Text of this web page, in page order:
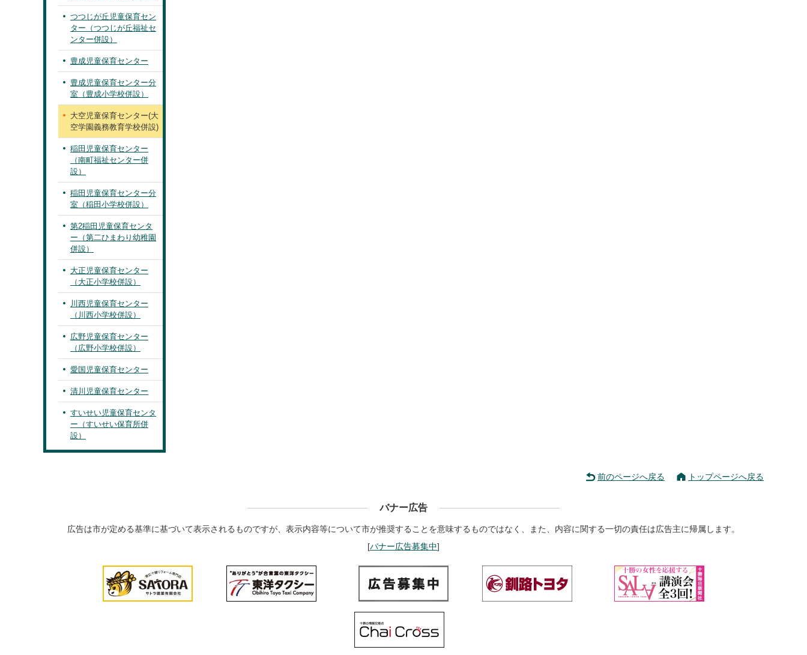
つつじが丘児童保育セン
ター（つつじが丘福祉セ
ンター併設）
豊成児童保育センター
豊成児童保育センター分
室（豊成小学校併設）
大空児童保育センター(大
空学園義務教育学校併設)
稲田児童保育センター
（南町福祉センター併
設）
稲田児童保育センター分
室（稲田小学校併設）
第2稲田児童保育センタ
ー（第二ひまわり幼稚園
併設）
大正児童保育センター
（大正小学校併設）
川西児童保育センター
（川西小学校併設）
広野児童保育センター
（広野小学校併設）
愛国児童保育センター
清川児童保育センター
すいせい児童保育センタ
ー（すいせい保育所併
設）
前のページへ戻る トップページへ戻る
バナー広告
広告は市が定める基準に基づいて表示されるものですが、表示内容等について市が推奨することを意味するものではなく、また、内容に関する一切の責任は広告主に帰属します。
[バナー広告募集中]